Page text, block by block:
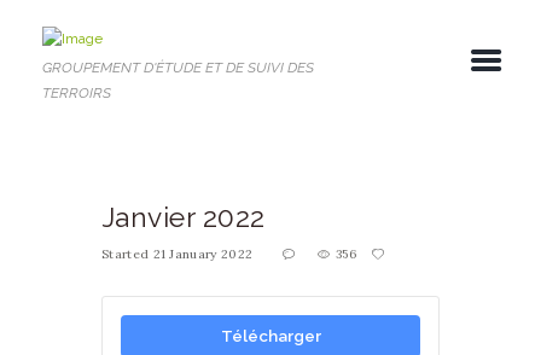
GROUPEMENT D'ÉTUDE ET DE SUIVI DES
TERROIRS
Janvier 2022
Started 21 January 2022 356
Télécharger